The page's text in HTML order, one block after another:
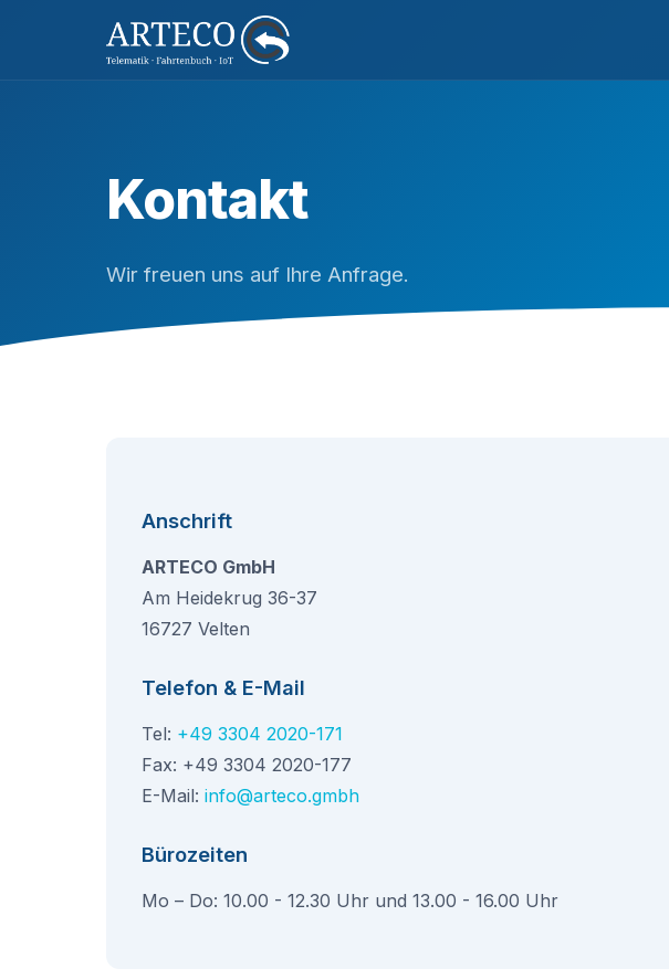
Kontakt
Wir freuen uns auf Ihre Anfrage.
Anschrift
ARTECO GmbH
Am Heidekrug 36-37
16727 Velten
Telefon & E-Mail
Tel: +49 3304 2020-171
Fax: +49 3304 2020-177
E-Mail: info@arteco.gmbh
Bürozeiten
Mo – Do: 10.00 - 12.30 Uhr und 13.00 - 16.00 Uhr